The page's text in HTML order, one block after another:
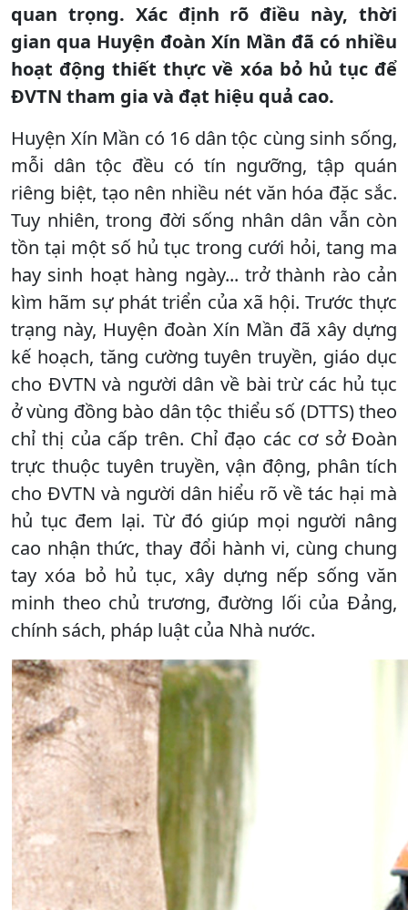
quan trọng. Xác định rõ điều này, thời
gian qua Huyện đoàn Xín Mần đã có nhiều
hoạt động thiết thực về xóa bỏ hủ tục để
ĐVTN tham gia và đạt hiệu quả cao.
Huyện Xín Mần có 16 dân tộc cùng sinh sống,
mỗi dân tộc đều có tín ngưỡng, tập quán
riêng biệt, tạo nên nhiều nét văn hóa đặc sắc.
Tuy nhiên, trong đời sống nhân dân vẫn còn
tồn tại một số hủ tục trong cưới hỏi, tang ma
hay sinh hoạt hàng ngày... trở thành rào cản
kìm hãm sự phát triển của xã hội. Trước thực
trạng này, Huyện đoàn Xín Mần đã xây dựng
kế hoạch, tăng cường tuyên truyền, giáo dục
cho ĐVTN và người dân về bài trừ các hủ tục
ở vùng đồng bào dân tộc thiểu số (DTTS) theo
chỉ thị của cấp trên. Chỉ đạo các cơ sở Đoàn
trực thuộc tuyên truyền, vận động, phân tích
cho ĐVTN và người dân hiểu rõ về tác hại mà
hủ tục đem lại. Từ đó giúp mọi người nâng
cao nhận thức, thay đổi hành vi, cùng chung
tay xóa bỏ hủ tục, xây dựng nếp sống văn
minh theo chủ trương, đường lối của Đảng,
chính sách, pháp luật của Nhà nước.